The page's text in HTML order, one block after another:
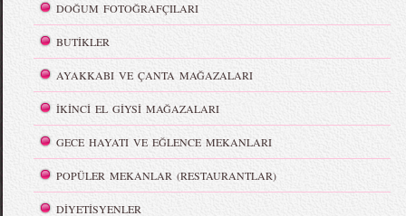
DOĞUM FOTOĞRAFÇILARI
BUTİKLER
AYAKKABI VE ÇANTA MAĞAZALARI
İKİNCİ EL GİYSİ MAĞAZALARI
GECE HAYATI VE EĞLENCE MEKANLARI
POPÜLER MEKANLAR (RESTAURANTLAR)
DİYETİSYENLER